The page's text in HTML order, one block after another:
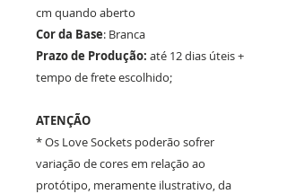
cm quando aberto
Cor da Base: Branca
Prazo de Produção: até 12 dias úteis +
tempo de frete escolhido;
ATENÇÃO
* Os Love Sockets poderão sofrer
variação de cores em relação ao
protótipo, meramente ilustrativo, da